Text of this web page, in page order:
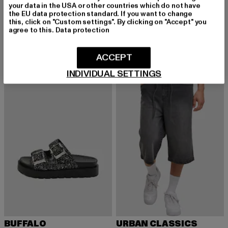
BUFFALO
ZORA LACE UP MID - VEGAN NAPPA
76,99 EUR
Derzeitiger Preis: 76,99 EUR
109,99 EURAktionspreis: 109,99 EUR
BUFFALO
Bliss One
78,29 EUR
Derzeitiger Preis: 78,29 EUR
89,99 EURAktionspreis:
BUFFALO
-11%
URBAN CLASSICS
your data in the USA or other countries which do not have
the EU data protection standard. If you want to change
this, click on "Custom settings". By clicking on "Accept" you
agree to this. Data protection
INDIVIDUAL SETTINGS
ACCEPT